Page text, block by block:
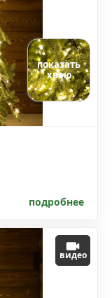
показать
хвою
подробнее
видео